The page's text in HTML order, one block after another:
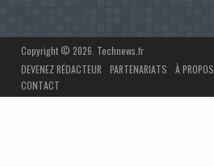
Copyright © 2026. Technews.fr
DEVENEZ RÉDACTEUR
PARTENARIATS À PROPOS
CONTACT